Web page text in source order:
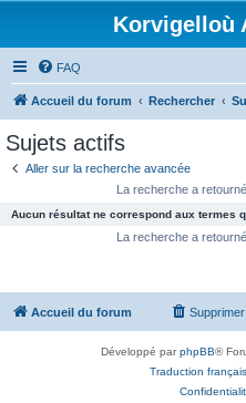
Korvigelloù
FAQ
Accueil du forum Rechercher
Sujets actifs
Aller sur la recherche avancée
La recherche a
Aucun résultat ne correspond aux termes
La recherche a
Accueil du forum
Développé parphpBB®
Traduction